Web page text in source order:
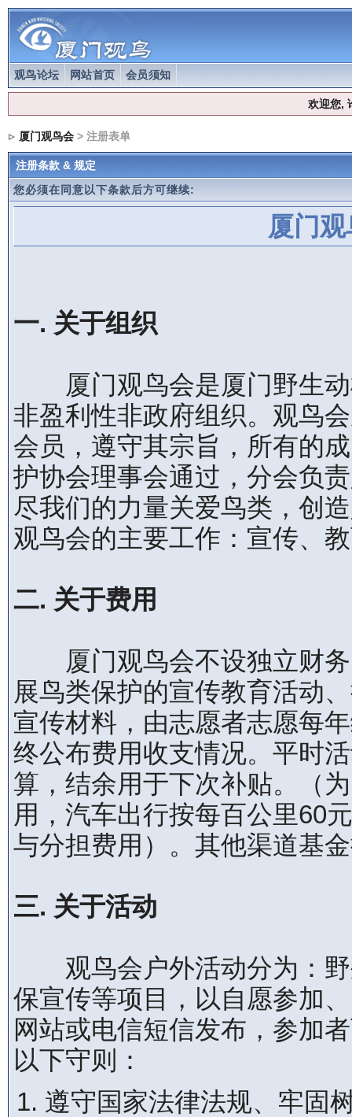
观鸟论坛 网站首页 会员须知
欢迎您,
厦门观鸟会> 注册表单
注册条款 & 规定
您必须在同意以下条款后方可继续:
厦门
一. 关于组织
厦门观鸟会是厦门野生动
非盈利性非政府组织。观鸟
会员，遵守其宗旨，所有的
护协会理事会通过，分会负
尽我们的力量关爱鸟类，创
观鸟会的主要工作：宣传、
二. 关于费用
厦门观鸟会不设独立财务
展鸟类保护的宣传教育活动
宣传材料，由志愿者志愿每
终公布费用收支情况。平时
算，结余用于下次补贴。（
用，汽车出行按每百公里60
与分担费用）。其他渠道基
三. 关于活动
观鸟会户外活动分为：野
保宣传等项目，以自愿参加
网站或电信短信发布，参加
以下守则：
遵守国家法律法规、牢固